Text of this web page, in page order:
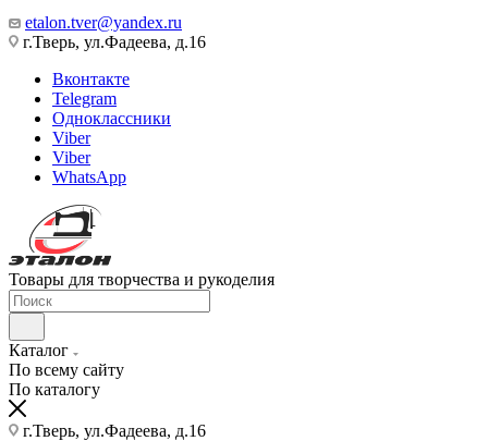
etalon.tver@yandex.ru
г.Тверь, ул.Фадеева, д.16
Вконтакте
Telegram
Одноклассники
Viber
Viber
WhatsApp
Товары для творчества и рукоделия
Каталог
По всему сайту
По каталогу
г.Тверь, ул.Фадеева, д.16